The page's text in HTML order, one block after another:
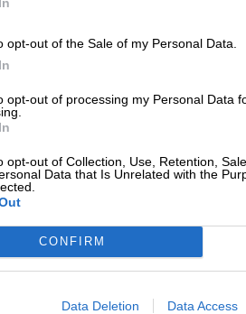
opt-out of the Sale of my Personal Data.
opt-out of processing my Personal Data
opt-out of Collection, Use, Retention,
Data that Is Unrelated with the
CONFIRM
Data Deletion Data Access
innovación es la
afrontar los retos